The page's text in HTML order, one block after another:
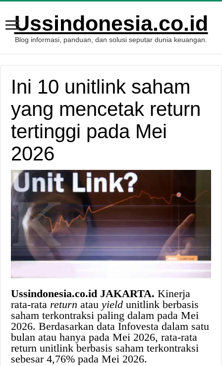
Ussindonesia.co.id
Blog informasi, panduan, dan solusi seputar dunia keuangan.
Ini 10 unitlink saham
yang mencetak return
tertinggi pada Mei
2026
Ussindonesia.co.id JAKARTA. Kinerja
rata-rata return atau yield unitlink berbasis
saham terkontraksi paling dalam pada Mei
2026. Berdasarkan data Infovesta dalam satu
bulan atau hanya pada Mei 2026, rata-rata
return unitlink berbasis saham terkontraksi
sebesar 4,76% pada Mei 2026.